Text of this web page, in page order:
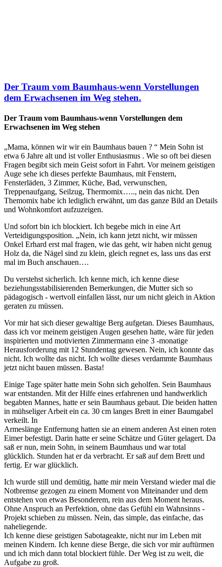
Der Traum vom Baumhaus-wenn Vorstellungen
dem Erwachsenen im Weg stehen.
Der Traum vom Baumhaus-wenn Vorstellungen dem
Erwachsenen im Weg stehen
„Mama, können wir wir ein Baumhaus bauen ? “ Mein Sohn ist
etwa 6 Jahre alt und ist voller Enthusiasmus . Wie so oft bei diesen
Fragen begibt sich mein Geist sofort in Fahrt. Vor meinem geistigen
Auge sehe ich dieses perfekte Baumhaus, mit Fenstern,
Fensterläden, 3 Zimmer, Küche, Bad, verwunschen,
Treppenaufgang, Seilzug, Thermomix….., nein das nicht. Den
Themomix habe ich lediglich erwähnt, um das ganze Bild an Details
und Wohnkomfort aufzuzeigen.
Und sofort bin ich blockiert. Ich begebe mich in eine Art
Verteidigungsposition. „Nein, ich kann jetzt nicht, wir müssen
Onkel Erhard erst mal fragen, wie das geht, wir haben nicht genug
Holz da, die Nägel sind zu klein, gleich regnet es, lass uns das erst
mal im Buch anschauen….
Du verstehst sicherlich. Ich kenne mich, ich kenne diese
beziehungsstabilisierenden Bemerkungen, die Mutter sich so
pädagogisch - wertvoll einfallen lässt, nur um nicht gleich in Aktion
geraten zu müssen.
Vor mir hat sich dieser gewaltige Berg aufgetan. Dieses Baumhaus,
dass ich vor meinem geistigen Augen gesehen hatte, wäre für jeden
inspirierten und motivierten Zimmermann eine 3 -monatige
Herausforderung mit 12 Stundentag gewesen. Nein, ich konnte das
nicht. Ich wollte das nicht. Ich wollte dieses verdammte Baumhaus
jetzt nicht bauen müssen. Basta!
Einige Tage später hatte mein Sohn sich geholfen. Sein Baumhaus
war entstanden. Mit der Hilfe eines erfahrenen und handwerklich
begabten Mannes, hatte er sein Baumhaus gebaut. Die beiden hatten
in mühseliger Arbeit ein ca. 30 cm langes Brett in einer Baumgabel
verkeilt. In
Armeslänge Entfernung hatten sie an einem anderen Ast einen roten
Eimer befestigt. Darin hatte er seine Schätze und Güter gelagert. Da
saß er nun, mein Sohn, in seinem Baumhaus und war total
glücklich. Stunden hat er da verbracht. Er saß auf dem Brett und
fertig. Er war glücklich.
Ich wurde still und demütig, hatte mir mein Verstand wieder mal die
Notbremse gezogen zu einem Moment von Miteinander und dem
entstehen von etwas Besonderem, rein aus dem Moment heraus.
Ohne Anspruch an Perfektion, ohne das Gefühl ein Wahnsinns -
Projekt schieben zu müssen. Nein, das simple, das einfache, das
naheliegende.
Ich kenne diese geistigen Sabotageakte, nicht nur im Leben mit
meinen Kindern. Ich kenne diese Berge, die sich vor mir auftürmen
und ich mich dann total blockiert fühle. Der Weg ist zu weit, die
Aufgabe zu groß.